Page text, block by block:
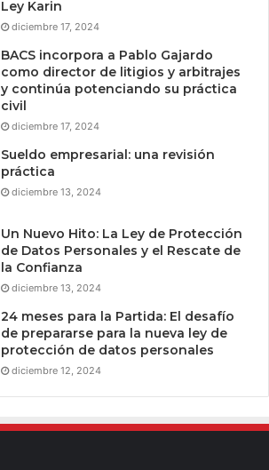
Ley Karin
diciembre 17, 2024
BACS incorpora a Pablo Gajardo
como director de litigios y arbitrajes
y continúa potenciando su práctica
civil
diciembre 17, 2024
Sueldo empresarial: una revisión
práctica
diciembre 13, 2024
Un Nuevo Hito: La Ley de Protección
de Datos Personales y el Rescate de
la Confianza
diciembre 13, 2024
24 meses para la Partida: El desafío
de prepararse para la nueva ley de
protección de datos personales
diciembre 12, 2024